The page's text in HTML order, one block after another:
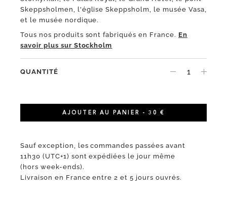
Skeppsholmen, l'église Skeppsholm, le musée Vasa,
et le musée nordique.
Tous nos produits sont fabriqués en France. En
savoir plus sur Stockholm
QUANTITÉ
AJOUTER AU PANIER - 30 €
Sauf exception, les commandes passées avant
11h30 (UTC+1) sont expédiées le jour même
(hors week-ends).
Livraison en France entre 2 et 5 jours ouvrés.